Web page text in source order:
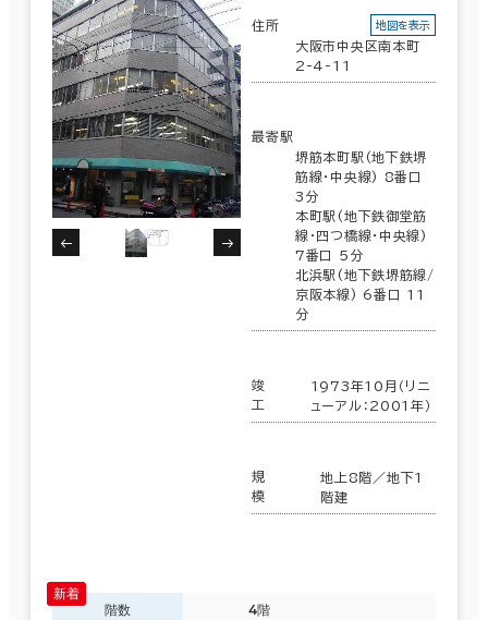
住所
大阪市中央区南本町
2-4-11
地図を表示
最寄駅
堺筋本町駅(地下鉄堺
筋線･中央線) 8番口
3分
本町駅(地下鉄御堂筋
線･四つ橋線･中央線)
7番口 5分
北浜駅(地下鉄堺筋線/
京阪本線) 6番口 11
分
竣
工
1973年10月（リニ
ューアル：2001年）
規
模
地上8階／地下1
階建
階数 4階